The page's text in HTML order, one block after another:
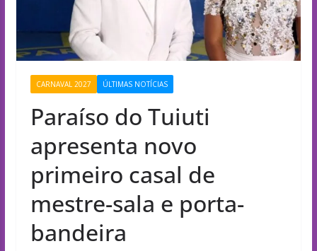
CARNAVAL 2027 ÚLTIMAS NOTÍCIAS
Paraíso do Tuiuti
apresenta novo
primeiro casal de
mestre-sala e porta-
bandeira